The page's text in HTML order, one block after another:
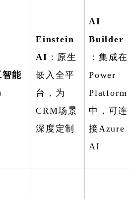
智能
Einstein
AI ：原生
嵌入全平
台，为
CRM场景
深度定制
AI
Builder
：集成在
Power
Platform
中，可连
接Azure
AI